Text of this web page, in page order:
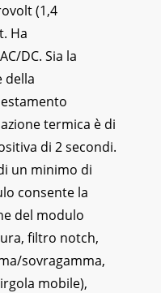
(1,4
Ha
DC. Sia la
della
termica è di
di 2 secondi.
un minimo di
consente la
del modulo
filtro notch,
sovragamma,
mobile),